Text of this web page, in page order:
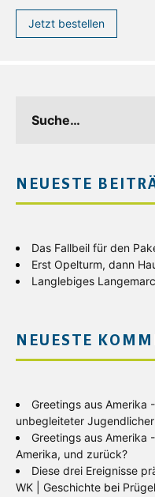
Jetzt bestellen
NEUESTE
Das Fallbeil für den
Erst Opelturm, dann
Langlebiges
NEUESTE
Greetings aus Amerika
unbegleiteter
Greetings aus Amerika
Amerika, und zurück?
Diese drei Ereignisse
WK | Geschichte bei